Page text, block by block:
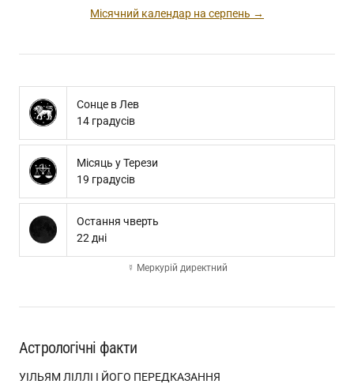
Місячний календар на серпень →
Сонце в Лев
14 градусів
Місяць у Терези
19 градусів
Остання чверть
22 дні
☿ Меркурій директний
Астрологічні факти
УІЛЬЯМ ЛІЛЛІ І ЙОГО ПЕРЕДКАЗАННЯ